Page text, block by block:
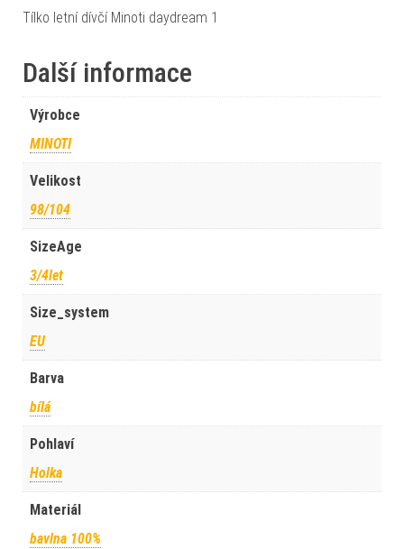
Tílko letní dívčí Minoti daydream 1
Další informace
Výrobce
MINOTI
Velikost
98/104
SizeAge
3/4let
Size_system
EU
Barva
bílá
Pohlaví
Holka
Materiál
bavlna 100%